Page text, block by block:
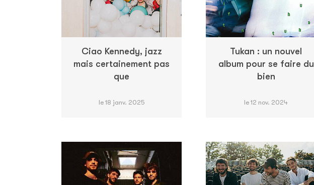
Ciao Kennedy, jazz
mais certainement pas
que
le 18 janv. 2025
Tukan : un nouvel
album pour se faire du
bien
le 12 nov. 2024